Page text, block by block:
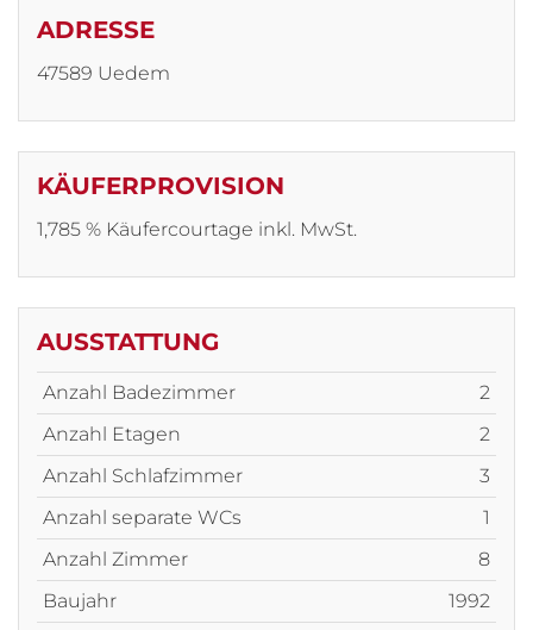
ADRESSE
47589 Uedem
KÄUFERPROVISION
1,785 % Käufercourtage inkl. MwSt.
AUSSTATTUNG
Anzahl Badezimmer
2
Anzahl Etagen
2
Anzahl Schlafzimmer
3
Anzahl separate WCs
1
Anzahl Zimmer
8
Baujahr
1992